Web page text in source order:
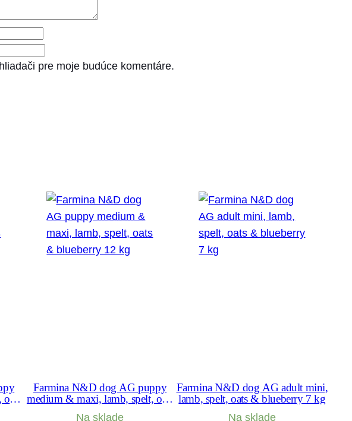
pre moje budúce komentáre.
Farmina N&D dog AG puppy
medium & maxi, lamb, spelt, oats
Na sklade
Farmina N&D dog AG adult mini,
lamb, spelt, oats & blueberry 7 kg
Na sklade